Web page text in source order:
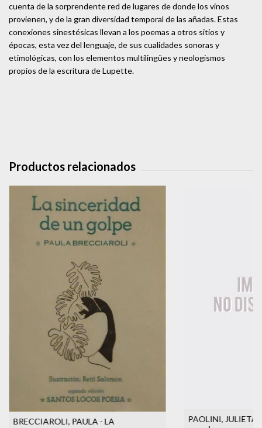
cuenta de la sorprendente red de lugares de donde los vinos
provienen, y de la gran diversidad temporal de las añadas. Estas
conexiones sinestésicas llevan a los poemas a otros sitios y
épocas, esta vez del lenguaje, de sus cualidades sonoras y
etimológicas, con los elementos multilingües y neologismos
propios de la escritura de Lupette.
Productos relacionados
BRECCIAROLI, PAULA - LA
PAOLINI, JULIETA